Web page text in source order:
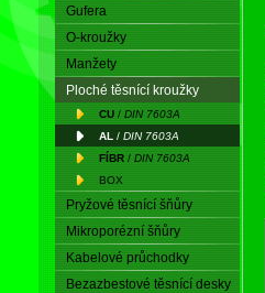
Gufera
O-kroužky
Manžety
Ploché těsnící kroužky
CU / DIN 7603A
AL / DIN 7603A
FÍBR / DIN 7603A
BOX
Pryžové těsnící šňůry
Mikroporézní šňůry
Kabelové průchodky
Bezazbestové těsnící desky